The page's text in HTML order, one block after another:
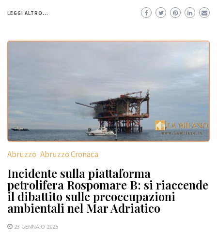
LEGGI ALTRO...
Abruzzo Abruzzo Cronaca
Incidente sulla piattaforma
petrolifera Rospomare B: si riaccende
il dibattito sulle preoccupazioni
ambientali nel Mar Adriatico
23 GENNAIO 2025